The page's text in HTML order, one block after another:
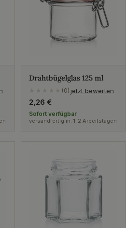
Drahtbügelglas 125 ml
(0) jetzt bewerten
Regulärer
Preis
2,26 €
Sofort verfügbar
versandfertig in: 1-2 Arbeitstagen